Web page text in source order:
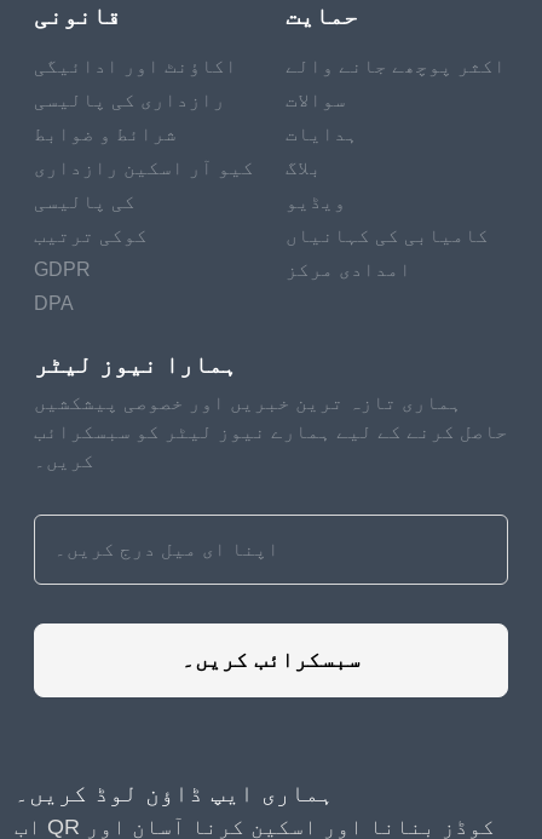
قانونی
اکاؤنٹ اور ادائیگی
رازداری کی پالیسی
شرائط و ضوابط
کیو آر اسکین رازداری
کی پالیسی
کوکی ترتیب
GDPR
DPA
حمایت
اکثر پوچھے جانے والے
سوالات
ہدایات
بلاگ
ویڈیو
کامیابی کی کہانیاں
امدادی مرکز
ہمارا نیوز لیٹر
ہماری تازہ ترین خبریں اور خصوصی پیشکشیں
حاصل کرنے کے لیے ہمارے نیوز لیٹر کو سبسکرائب
کریں۔
سبسکرائب کریں۔
ہماری ایپ ڈاؤن لوڈ کریں۔
اب QR کوڈز بنانا اور اسکین کرنا آسان اور